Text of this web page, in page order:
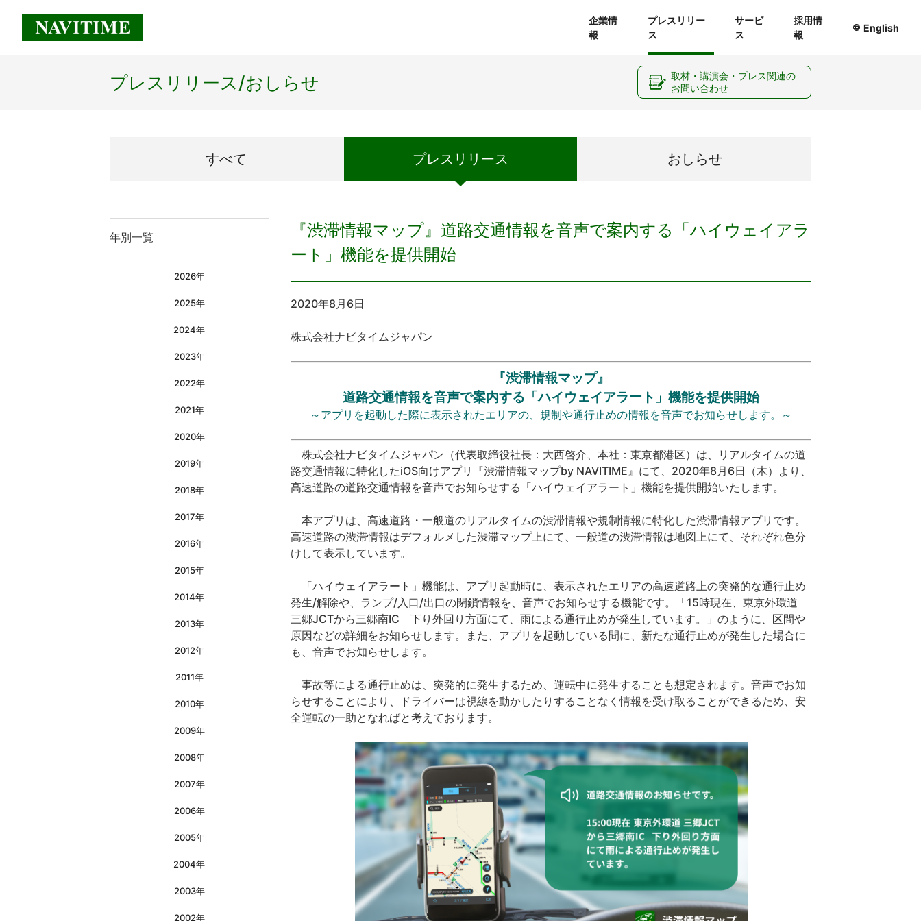
企業情
報
経営理念
プレスリリー
ス
サービ
ス
採用情
報
English
プレスリリース/おしらせ
すべて プレス リリース おしらせ
年別一覧
2026年
2025年
2024年
2023年
2022年
2021年
2020年
2019年
2018年
2017年
2016年
2015年
2014年
2013年
2012年
2011年
2010年
2009年
2008年
2007年
2006年
2005年
2004年
2003年
2002年
『渋滞情報マップ』道路交通情報を音声で案内する「ハイウェイアラ
ート」機能を提供開始
2020年8月6日
株式会社ナビタイムジャパン
『渋滞情報マップ』
道路交通情報を音声で案内する「ハイウェイアラート」機能を提供開始
～アプリを起動した際に表示されたエリアの、規制や通行止めの情報を音声でお知らせします。～
株式会社ナビタイムジャパン（代表取締役社長：大西啓介、本社：東京都港区）は、リアルタイムの道
路交通情報に特化したiOS向けアプリ『渋滞情報マップby NAVITIME』にて、 2020年8月6日（木）より、
高速道路の道路交通情報を音声でお知らせする「ハイウェイアラート」機能を提供開始いたします。
本アプリは、高速道路・一般道のリアルタイムの渋滞情報や規制情報に特化した渋滞情報アプリです。
高速道路の渋滞情報はデフォルメした渋滞マップ上にて、一般道の渋滞情報は地図上にて、それぞれ色分
けして表示しています。
「ハイウェイアラート」機能は、アプリ起動時に、表示されたエリアの高速道路上の突発的な通行止め
発生/解除や、ランプ/入口/出口の閉鎖情報を、音声でお知らせする機能です。「15時現在、東京外環道
三郷JCTから三郷南IC 下り外回り方面にて、雨による通行止めが発生しています。」のように、区間や
原因などの詳細をお知らせします。また、アプリを起動している間に、新たな通行止めが発生した場合に
も、音声でお知らせします。
事故等による通行止めは、突発的に発生するため、運転中に発生することも想定されます。音声でお知
らせすることにより、ドライバーは視線を動かしたりすることなく情報を受け取ることができるため、安
全運転の一助となればと考えております。
取材・講演会・プレス関連の
お問い合わせ